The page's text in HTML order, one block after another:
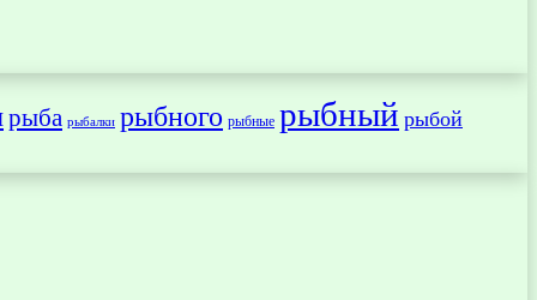
рыба рыбалки рыбного рыбные рыбный рыбой